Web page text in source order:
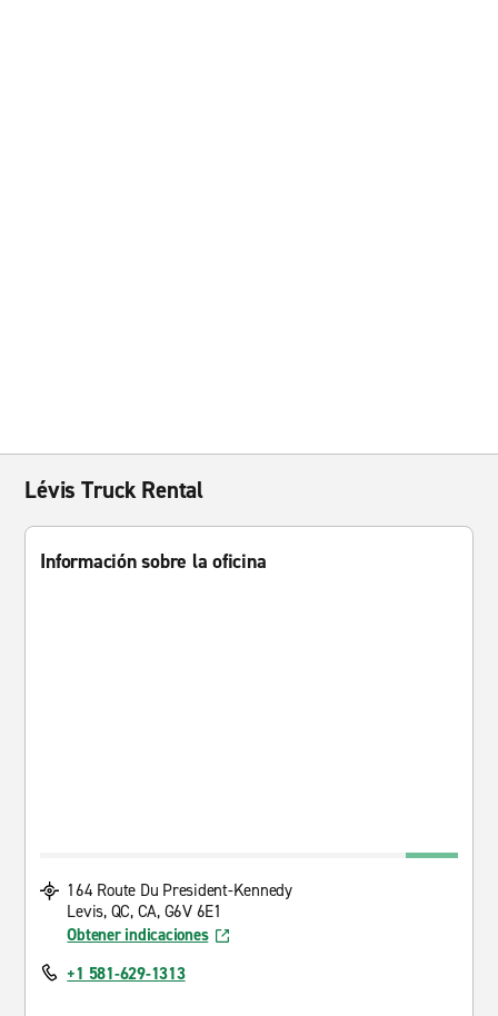
Lévis Truck Rental
Información sobre la oficina
164 Route Du President-Kennedy
Levis, QC, CA, G6V 6E1
Obtener indicaciones
+1 581-629-1313